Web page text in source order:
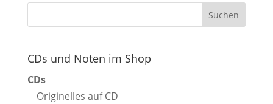
CDs und Noten im Shop
CDs
Originelles auf CD